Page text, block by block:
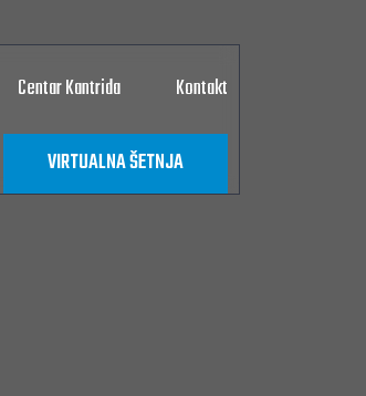
Centar Kantrida Kontakt
VIRTUALNA ŠETNJA